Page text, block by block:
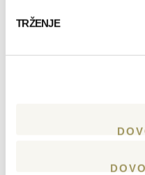
TRŽENJE
Lokacija:
Začnite